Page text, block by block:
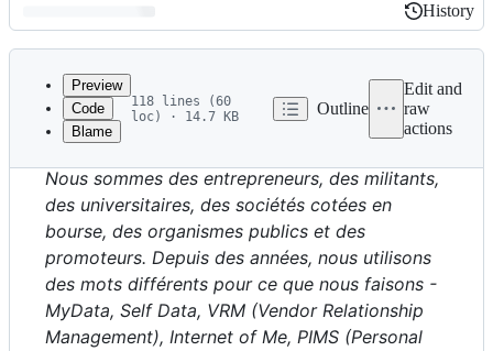
Latest
commit
History
History
metadata
and
controls
Preview
Code
Blame
118 lines (60
loc) · 14.7 KB
Outline
Edit and
raw
actions
Nous sommes des entrepreneurs, des militants,
des universitaires, des sociétés cotées en
bourse, des organismes publics et des
promoteurs. Depuis des années, nous utilisons
des mots différents pour ce que nous faisons -
MyData, Self Data, VRM (Vendor Relationship
Management), Internet of Me, PIMS (Personal